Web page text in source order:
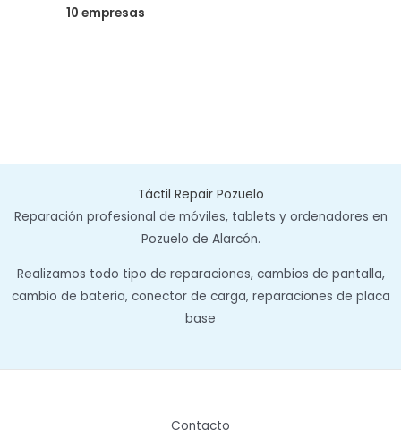
10 empresas
Táctil Repair Pozuelo
Reparación profesional de móviles, tablets y ordenadores en
Pozuelo de Alarcón.
Realizamos todo tipo de reparaciones, cambios de pantalla,
cambio de bateria, conector de carga, reparaciones de placa
base
Contacto